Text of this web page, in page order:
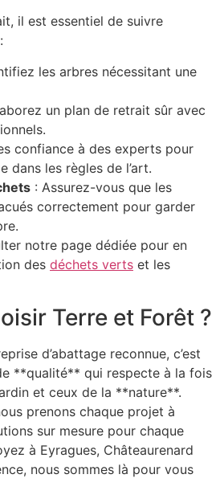
il est essentiel de suivre
les arbres nécessitant une
un plan de retrait sûr avec
confiance à des experts pour
dans les règles de l’art.
: Assurez-vous que les
correctement pour garder
notre page dédiée pour en
des déchets verts et les
Terre et Forêt ?
d’abattage reconnue, c’est
**qualité** qui respecte à la fois
et ceux de la **nature**.
prenons chaque projet à
sur mesure pour chaque
à Eyragues, Châteaurenard
nous sommes là pour vous